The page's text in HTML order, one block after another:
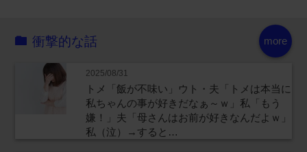
more
衝撃的な話
2025/08/31
トメ「飯が不味い」ウト・夫「トメは本当に
私ちゃんの事が好きだなぁ～ｗ」私「もう
嫌！」夫「母さんはお前が好きなんだよｗ」
私（泣）→すると…